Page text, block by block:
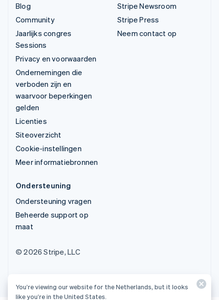
Blog
Community
Jaarlijks congres
Sessions
Privacy en voorwaarden
Ondernemingen die
verboden zijn en
waarvoor beperkingen
gelden
Licenties
Siteoverzicht
Cookie-instellingen
Meer informatiebronnen
Stripe Newsroom
Stripe Press
Neem contact op
Ondersteuning
Ondersteuning vragen
Beheerde support op
maat
© 2026 Stripe, LLC
You’re viewing our website for the Netherlands, but it looks
like you’re in the United States.